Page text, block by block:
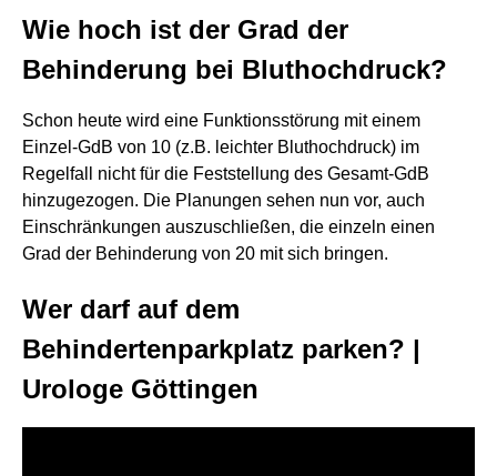
Wie hoch ist der Grad der
Behinderung bei Bluthochdruck?
Schon heute wird eine Funktionsstörung mit einem
Einzel-GdB von 10 (z.B. leichter Bluthochdruck) im
Regelfall nicht für die Feststellung des Gesamt-GdB
hinzugezogen. Die Planungen sehen nun vor, auch
Einschränkungen auszuschließen, die einzeln einen
Grad der Behinderung von 20 mit sich bringen.
Wer darf auf dem
Behindertenparkplatz parken? |
Urologe Göttingen